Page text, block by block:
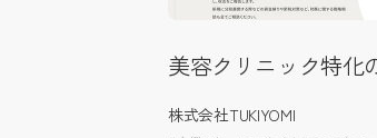
美容クリニック特化
株式会社TUKIYOMI